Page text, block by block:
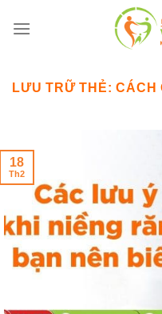
qua
LƯU TRỮ THẺ:CÁCH
18
Th2